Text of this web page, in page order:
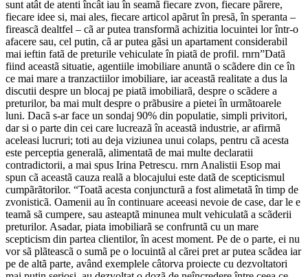
sunt atât de atenti încât iau în seamã fiecare zvon, fiecare pãrere,
fiecare idee si, mai ales, fiecare articol apãrut în presã, în speranta –
fireascã dealtfel – cã ar putea transformã achizitia locuintei lor într-o
afacere sau, cel putin, cã ar putea gãsi un apartament considerabil
mai ieftin fatã de preturile vehiculate în piatã de profil. rnrn”Datã
fiind aceastã situatie, agentiile imobiliare anuntã o scãdere din ce în
ce mai mare a tranzactiilor imobiliare, iar aceastã realitate a dus la
discutii despre un blocaj pe piatã imobiliarã, despre o scãdere a
preturilor, ba mai mult despre o prãbusire a pietei în urmãtoarele
luni. Dacã s-ar face un sondaj 90% din populatie, simpli privitori,
dar si o parte din cei care lucreazã în aceastã industrie, ar afirmã
aceleasi lucruri; toti au deja viziunea unui colaps, pentru cã acesta
este perceptia generalã, alimentatã de mai multe declaratii
contradictorii, a mai spus Irina Petrescu. rnrn Analistii Esop mai
spun cã aceastã cauza realã a blocajului este datã de scepticismul
cumpãrãtorilor. “Toatã acesta conjuncturã a fost alimetatã în timp de
zvonisticã. Oamenii au în continuare aceeasi nevoie de case, dar le e
teamã sã cumpere, sau asteaptã minunea mult vehiculatã a scãderii
preturilor. Asadar, piata imobiliarã se confruntã cu un mare
scepticism din partea clientilor, în acest moment. Pe de o parte, ei nu
vor sã plãteascã o sumã pe o locuintã al cãrei pret ar putea scãdea iar
pe de altã parte, având exemplele câtorva proiecte cu dezvoltatori